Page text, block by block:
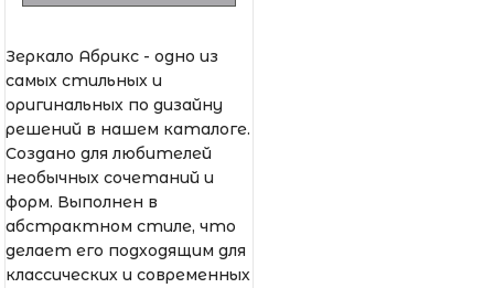
Зеркало Абрикс - одно из
самых стильных и
оригинальных по дизайну
решений в нашем каталоге.
Создано для любителей
необычных сочетаний и
форм. Выполнен в
абстрактном стиле, что
делает его подходящим для
классических и современных